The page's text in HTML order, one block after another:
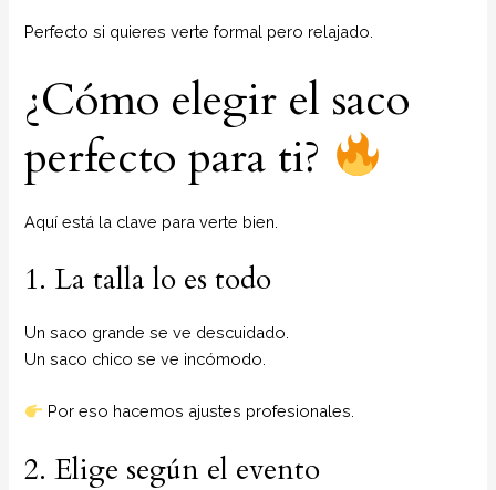
Perfecto si quieres verte formal pero relajado.
¿Cómo elegir el saco
perfecto para ti?
Aquí está la clave para verte bien.
1. La talla lo es todo
Un saco grande se ve descuidado.
Un saco chico se ve incómodo.
Por eso hacemos ajustes profesionales.
2. Elige según el evento